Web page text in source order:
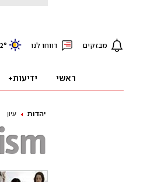
יהדות עיון